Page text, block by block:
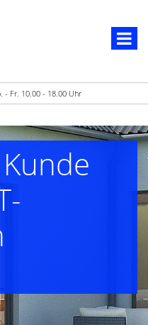
- Fr. 10.00 - 18.00 Uhr